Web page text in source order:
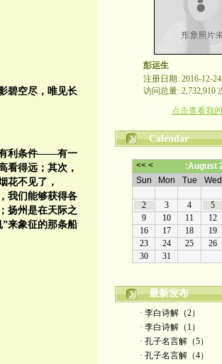
碧空尽，唯见长
有利条件——有一
看得远；其次，
花不见了，
我们能够获得各
扬州是在天际之
来象征的那条船
彭运生
注册日期: 2016-12-24
访问总量: 2,732,910
点击查看我
Calendar
最新发布
· 李白诗解（2）
· 李白诗解（1）
· 孔子名言解（5）
· 孔子名言解（4）